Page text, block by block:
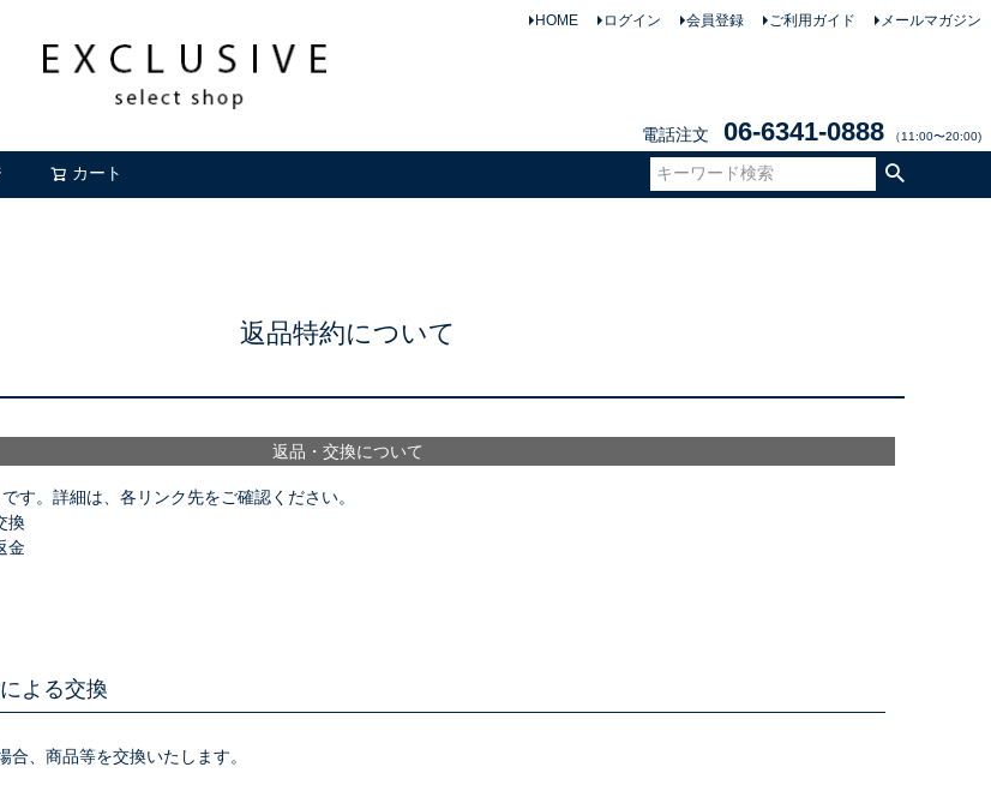
HOME ログイン 会員登録 ご利用ガイド メールマガジン
電話注文 06-6341-0888 （11:00〜20:00)
カート
返品特約について
返品・交換について
す。詳細は、各リンク先をご確認ください。
換
金
よる交換
合、商品等を交換いたします。